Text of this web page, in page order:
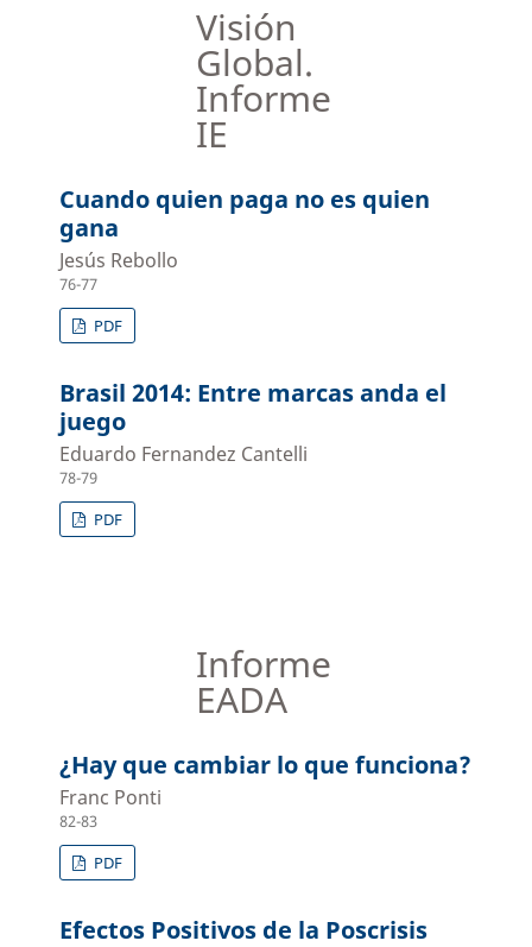
Visión
Global.
Informe
IE
Cuando quien paga no es quien
gana
Jesús Rebollo
76-77
PDF
Brasil 2014: Entre marcas anda el
juego
Eduardo Fernandez Cantelli
78-79
PDF
Informe
EADA
¿Hay que cambiar lo que funciona?
Franc Ponti
82-83
PDF
Efectos Positivos de la Poscrisis